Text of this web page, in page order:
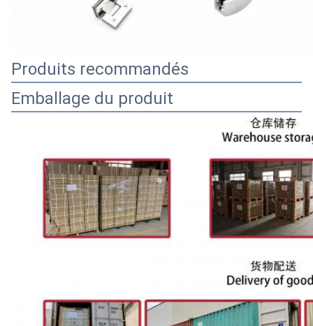
Produits recommandés
Emballage du produit